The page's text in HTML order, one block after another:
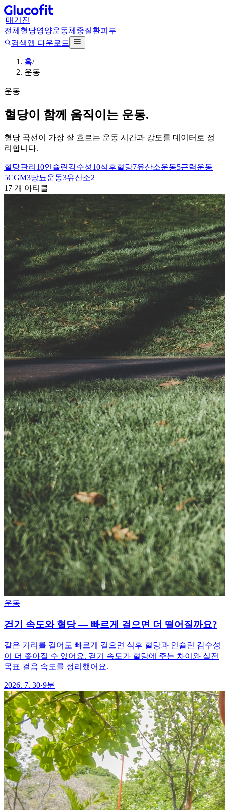
|매거진
전체 혈당영양운동체중질환피부
검색앱 다운로드
홈/
운동
운동
혈당이 함께 움직이는 운동.
혈당 곡선이 가장 잘 흐르는 운동 시간과 강도를 데이터로 정
리합니다.
혈당관리 10인슐린감수성10식후혈당7유산소운동5근력운동
5CGM3당뇨운동3유산소2
17 개 아티클
운동
걷기 속도와 혈당 — 빠르게 걸으면 더 떨어질까요?
같은 거리를 걸어도 빠르게 걸으면 식후 혈당과 인슐린 감수성
이 더 좋아질 수 있어요. 걷기 속도가 혈당에 주는 차이와 실전
목표 걸음 속도를 정리했어요.
2026. 7. 30·9분